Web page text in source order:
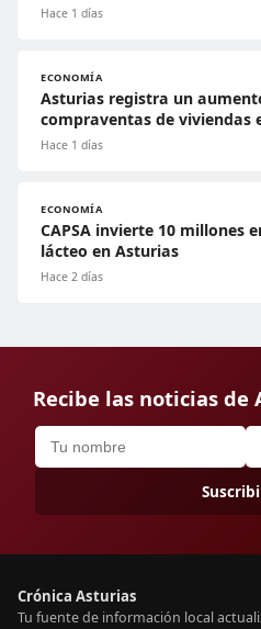
Hace 1 días
ECONOMÍA
Asturias registra un
compraventas de viviendas
Hace 1 días
ECONOMÍA
CAPSA invierte 10 millones
lácteo en Asturias
Hace 2 días
Recibe las noticias
Crónica Asturias
Tu fuente de información local